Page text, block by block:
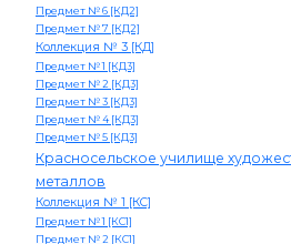
Предмет № 6 [КД2]
Предмет № 7 [КД2]
Коллекция № 3 [КД]
Предмет № 1 [КД3]
Предмет № 2 [КД3]
Предмет № 3 [КД3]
Предмет № 4 [КД3]
Предмет № 5 [КД3]
Красносельское училище
металлов
Коллекция № 1 [КС]
Предмет № 1 [КС1]
Предмет № 2 [КС1]